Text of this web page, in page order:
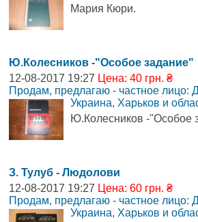
Мария Кюри.
Ю.Колесников -"Особое задание"
12-08-2017 19:27 Цена: 40 грн. ₴
Продам, предлагаю - частное лицо:
Украина, Харьков и
Ю.Колесников -"Особое
З. Тулуб - Людолови
12-08-2017 19:27 Цена: 60 грн. ₴
Продам, предлагаю - частное лицо:
Украина, Харьков и